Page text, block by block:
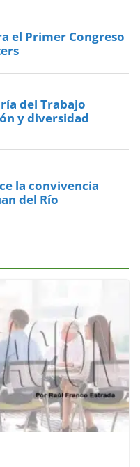
el Primer Congreso
del Trabajo
y diversidad
la convivencia
del Río